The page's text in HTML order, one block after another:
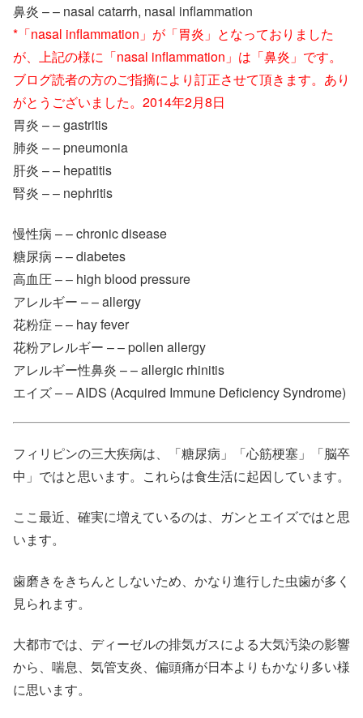
鼻炎 – – nasal catarrh, nasal inflammation
*「nasal inflammation」が「胃炎」となっておりました
が、上記の様に「nasal inflammation」は「鼻炎」です。
ブログ読者の方のご指摘により訂正させて頂きます。あり
がとうございました。2014年2月8日
胃炎 – – gastritis
肺炎 – – pneumonia
肝炎 – – hepatitis
腎炎 – – nephritis
慢性病 – – chronic disease
糖尿病 – – diabetes
高血圧 – – high blood pressure
アレルギー – – allergy
花粉症 – – hay fever
花粉アレルギー – – pollen allergy
アレルギー性鼻炎 – – allergic rhinitis
エイズ – – AIDS (Acquired Immune Deficiency Syndrome)
フィリピンの三大疾病は、「糖尿病」「心筋梗塞」「脳卒
中」ではと思います。これらは食生活に起因しています。
ここ最近、確実に増えているのは、ガンとエイズではと思
います。
歯磨きをきちんとしないため、かなり進行した虫歯が多く
見られます。
大都市では、ディーゼルの排気ガスによる大気汚染の影響
から、喘息、気管支炎、偏頭痛が日本よりもかなり多い様
に思います。